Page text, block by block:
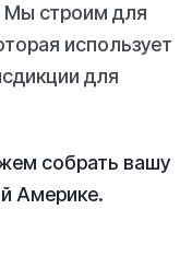
Мы строим для
использует
для
собрать вашу
Америке.